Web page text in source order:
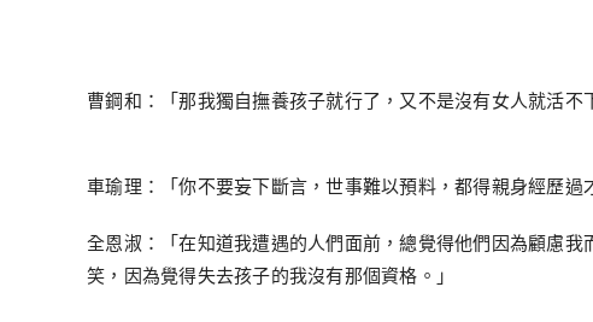
曹鋼和：「那我獨自撫養孩子就行了，又不是沒有女人就活不
車瑜理：「你不要妄下斷言，世事難以預料，都得親身經歷過
全恩淑：「在知道我遭遇的人們面前，總覺得他們因為顧慮
笑，因為覺得失去孩子的我沒有那個資格。」